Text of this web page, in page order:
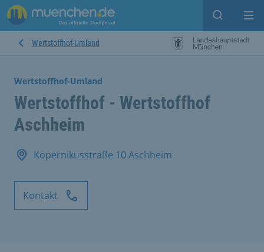
Suche
Wertstoffhof-Umland
Wertstoffhof-Umland
Wertstoffhof - Wertstoffhof
Aschheim
Kopernikusstraße 10 Aschheim
Kontakt